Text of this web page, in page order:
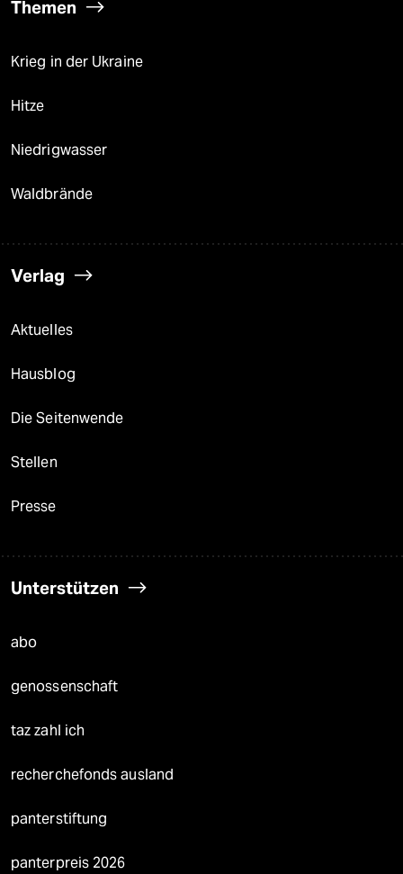
Themen
Krieg in der Ukraine
Hitze
Niedrigwasser
Waldbrände
Verlag
Aktuelles
Hausblog
Die Seitenwende
Stellen
Presse
Unterstützen
abo
genossenschaft
taz zahl ich
recherchefonds ausland
panterstiftung
panterpreis 2026